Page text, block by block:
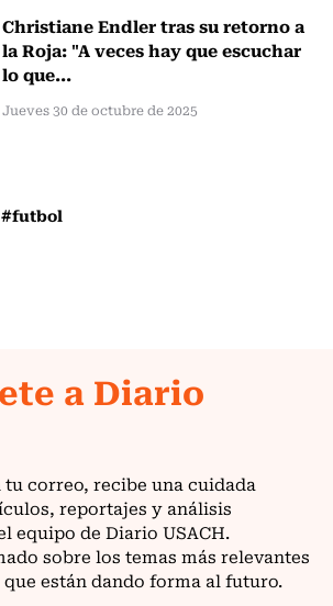
Christiane Endler tras su retorno a
la Roja: "A veces hay que escuchar
lo que...
Jueves 30 de octubre de 2025
#futbol